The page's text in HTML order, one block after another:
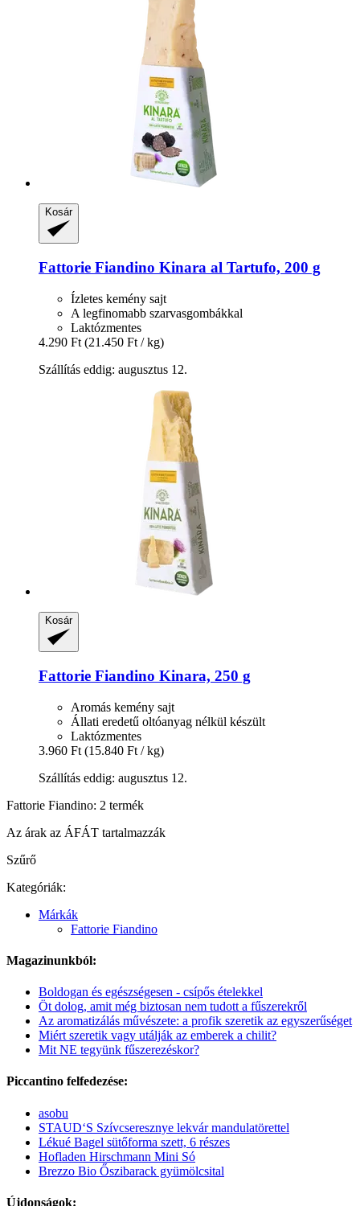
Kosár
Fattorie Fiandino Kinara al Tartufo, 200 g
Ízletes kemény sajt
A legfinomabb szarvasgombákkal
Laktózmentes
4.290 Ft (21.450 Ft / kg)
Szállítás eddig: augusztus 12.
Kosár
Fattorie Fiandino Kinara, 250 g
Aromás kemény sajt
Állati eredetű oltóanyag nélkül készült
Laktózmentes
3.960 Ft (15.840 Ft / kg)
Szállítás eddig: augusztus 12.
Fattorie Fiandino: 2 termék
Az árak az ÁFÁT tartalmazzák
Szűrő
Kategóriák:
Márkák
Fattorie Fiandino
Magazinunkból:
Boldogan és egészségesen - csípős ételekkel
Öt dolog, amit még biztosan nem tudott a fűszerekről
Az aromatizálás művészete: a profik szeretik az egyszerűséget
Miért szeretik vagy utálják az emberek a chilit?
Mit NE tegyünk fűszerezéskor?
Piccantino felfedezése:
asobu
STAUD‘S Szívcseresznye lekvár mandulatörettel
Lékué Bagel sütőforma szett, 6 részes
Hofladen Hirschmann Mini Só
Brezzo Bio Őszibarack gyümölcsital
Újdonságok: